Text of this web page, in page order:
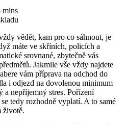
mins
vědět, kam pro co sáhnout, je
máte ve skříních, policích a
srovnané, zbytečně vás
Jakmile vše vždy najdete
vám příprava na odchod do
i odjezd na dovolenou minimum
a nepříjemný stres. Pořízení
tedy rozhodně vyplatí. A to samé
životě.